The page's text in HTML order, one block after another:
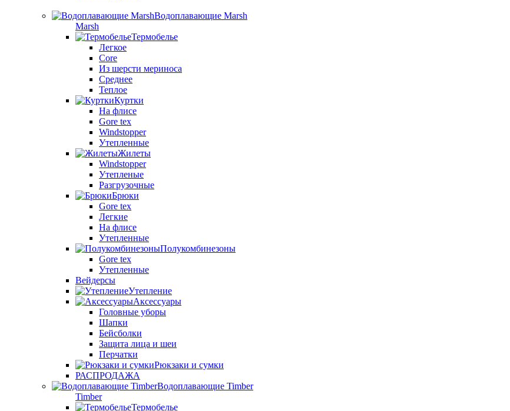
Водоплавающие Marsh
Marsh
Термобелье
Легкое
Core
Из шерсти мериноса
Среднее
Теплое
Куртки
На флисе
Gore tex
Windstopper
Утепленные
Жилеты
Windstopper
Утепленые
Разгрузочные
Брюки
Gore tex
Легкие
На флисе
Утепленные
Полукомбинезоны
Gore tex
Утепленные
Вейдерсы
Утепление
Аксессуары
Головные уборы
Шапки
Бейсболки
Защита лица и шеи
Перчатки
Рюкзаки и сумки
РАСПРОДАЖА
Водоплавающие Timber
Timber
Термобелье